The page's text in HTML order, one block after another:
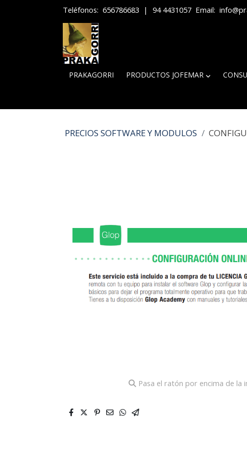
Teléfonos: 656786683 | 94 4431057 Email:
PRAKAGORRI PRODUCTOS JOFEMAR
PRECIOS SOFTWARE Y MODULOS
Pasa el ratón por encima de la